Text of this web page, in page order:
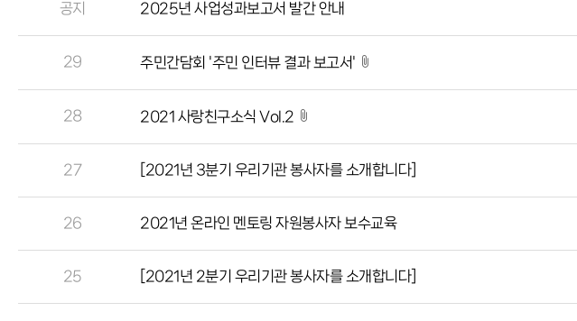
공지 2025년 사업성과보고서 발간 안내
29 주민간담회 '주민 인터뷰 결과 보고서'
28 2021 사랑친구소식 Vol.2
27 [2021년 3분기 우리기관 봉사자를 소개합니다]
26 2021년 온라인 멘토링 자원봉사자 보수교육
25 [2021년 2분기 우리기관 봉사자를 소개합니다]